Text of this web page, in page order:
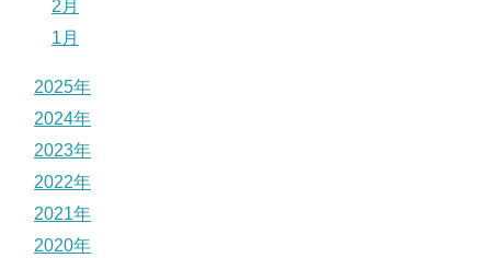
2月
1月
2025年
2024年
2023年
2022年
2021年
2020年